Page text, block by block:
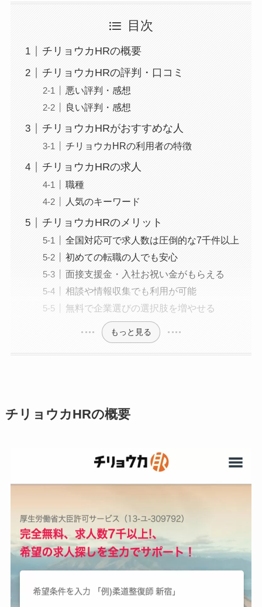
目次
チリョウカHRの概要
チリョウカHRの評判・口コミ
悪い評判・感想
良い評判・感想
チリョウカHRがおすすめな人
チリョウカHRの利用者の特徴
チリョウカHRの求人
職種
人気のキーワード
チリョウカHRのメリット
全国対応可で求人数は圧倒的な7千件以上
初めての転職の人でも安心
面接支援金・入社お祝い金がもらえる
相談や情報収集でも利用が可能
無料で企業選びの選択肢を増やせる
もっと見る
チリョウカHRの概要